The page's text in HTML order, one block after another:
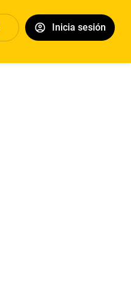
Inicia sesión